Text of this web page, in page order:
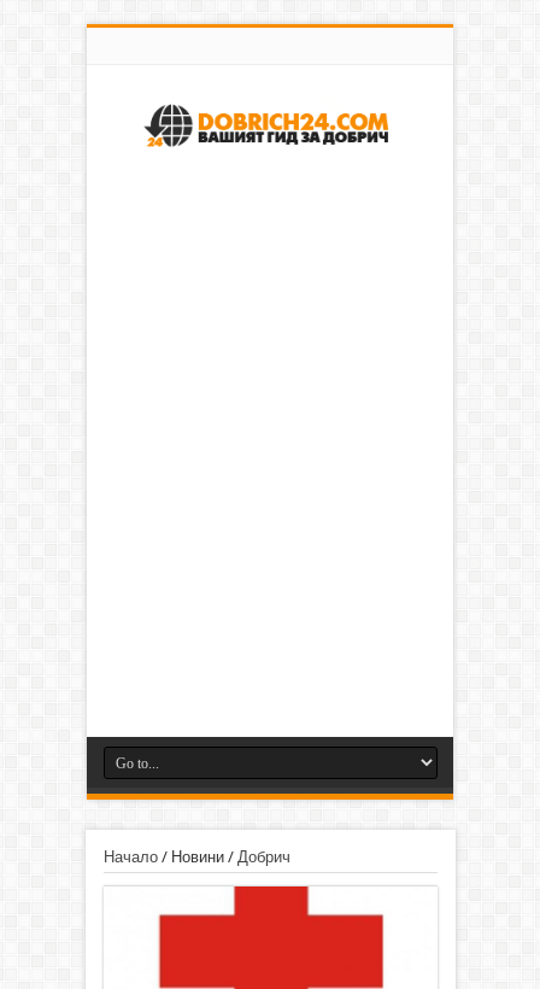
Начало/ Новини/ Добрич